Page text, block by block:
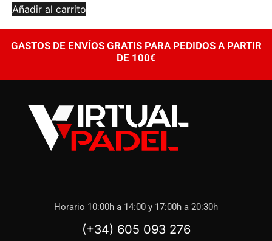
Añadir al carrito
GASTOS DE ENVÍOS GRATIS PARA PEDIDOS A PARTIR
DE 100€
Horario 10:00h a 14:00 y 17:00h a 20:30h
(+34) 605 093 276